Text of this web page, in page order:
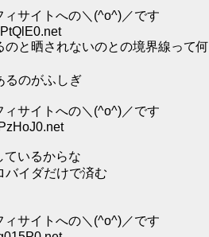
サイトへの＼(^o^)／です
のと晒されないのとの境界線って何
るのがふしぎ
サイトへの＼(^o^)／です
ているからな
バイダだけで済む
サイトへの＼(^o^)／です